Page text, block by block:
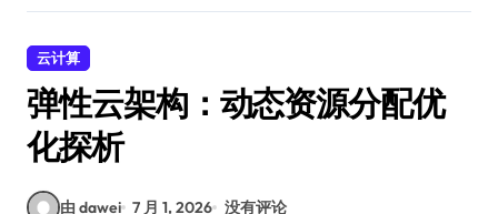
云计算
弹性云架构：动态资源分配优
化探析
由 dawei 7 月 1, 2026 没有评论